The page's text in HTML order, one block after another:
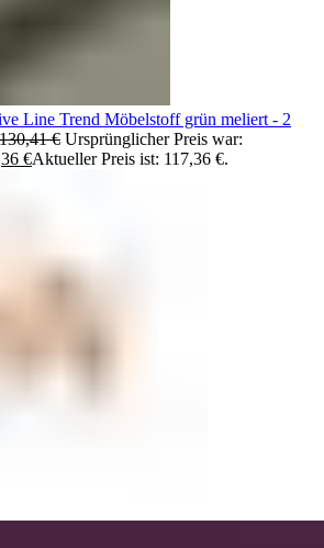
Line Trend Möbelstoff grün meliert - 2
130,41€ Ursprünglicher Preis war:
€Aktueller Preis ist: 117,36 €.